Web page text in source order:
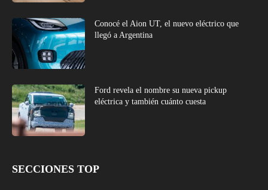
Conocé el Aion UT, el nuevo eléctrico que
llegó a Argentina
Ford revela el nombre su nueva pickup
eléctrica y también cuánto cuesta
SECCIONES TOP